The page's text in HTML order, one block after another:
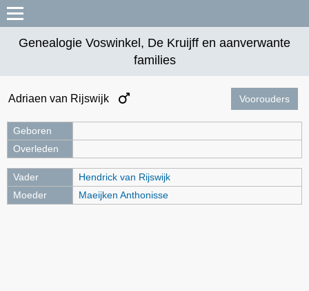
Genealogie Voswinkel, De Kruijff en aanverwante
families
Adriaen van Rijswijk Voorouders
Geboren
Overleden
Vader
Hendrick van Rijswijk
Moeder
Maeijken Anthonisse